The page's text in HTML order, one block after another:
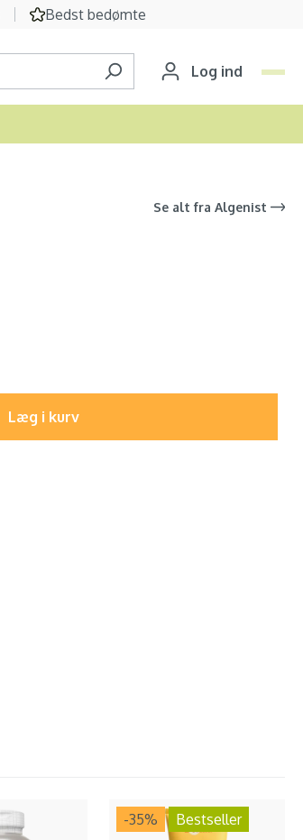
Bedst bedømte
Log ind
Se alt fra Algenist
Læg i kurv
-35% Bestseller